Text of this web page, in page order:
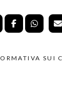
SUI